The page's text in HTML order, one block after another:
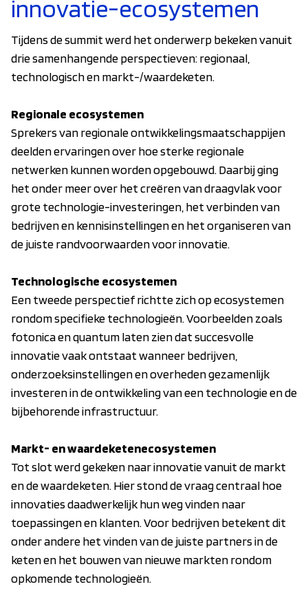
innovatie-ecosystemen
Tijdens de summit werd het onderwerp bekeken vanuit
drie samenhangende perspectieven: regionaal,
technologisch en markt-/waardeketen.
Regionale ecosystemen
Sprekers van regionale ontwikkelingsmaatschappijen
deelden ervaringen over hoe sterke regionale
netwerken kunnen worden opgebouwd. Daarbij ging
het onder meer over het creëren van draagvlak voor
grote technologie-investeringen, het verbinden van
bedrijven en kennisinstellingen en het organiseren van
de juiste randvoorwaarden voor innovatie.
Technologische ecosystemen
Een tweede perspectief richtte zich op ecosystemen
rondom specifieke technologieën. Voorbeelden zoals
fotonica en quantum laten zien dat succesvolle
innovatie vaak ontstaat wanneer bedrijven,
onderzoeksinstellingen en overheden gezamenlijk
investeren in de ontwikkeling van een technologie en de
bijbehorende infrastructuur.
Markt- en waardeketenecosystemen
Tot slot werd gekeken naar innovatie vanuit de markt
en de waardeketen. Hier stond de vraag centraal hoe
innovaties daadwerkelijk hun weg vinden naar
toepassingen en klanten. Voor bedrijven betekent dit
onder andere het vinden van de juiste partners in de
keten en het bouwen van nieuwe markten rondom
opkomende technologieën.